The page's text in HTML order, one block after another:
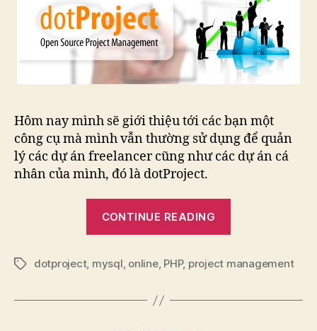
Hôm nay mình sẽ giới thiệu tới các bạn một
công cụ mà mình vẫn thường sử dụng để quản
lý các dự án freelancer cũng như các dự án cá
nhân của mình, đó là dotProject.
CONTINUE READING
Project
Tagsdotproject, mysql, online, PHP, project management